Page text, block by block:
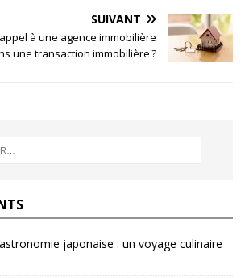
SUIVANT
à une agence immobilière
une transaction immobilière ?
japonaise : un voyage culinaire